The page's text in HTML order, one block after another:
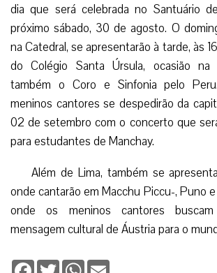
dia que será celebrada no Santuário
próximo sábado, 30 de agosto. O
na Catedral, se apresentarão à tarde, às
do Colégio Santa Úrsula, ocasião
também o Coro e Sinfonia pelo
meninos cantores se despedirão da
02 de setembro com o concerto que
para estudantes de Manchay.
Além de Lima, também se
onde cantarão em Macchu Piccu-, Puno
onde os meninos cantores
mensagem cultural de Áustria para o
Facebook
TwitterWhatsApp